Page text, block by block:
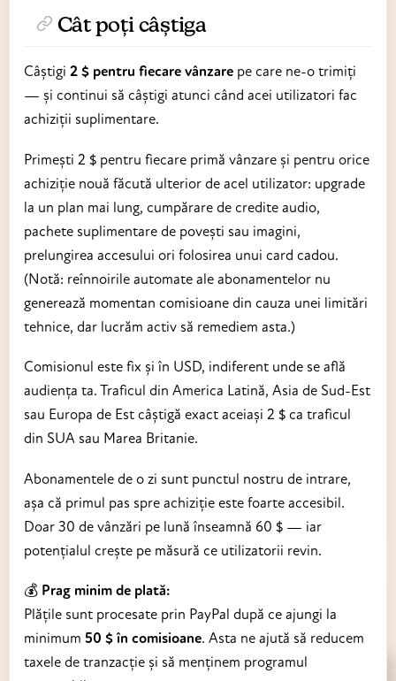
Cât poți câștiga
Câștigi 2 $ pentru fiecare vânzare pe care ne-o trimiți
— și continui să câștigi atunci când acei utilizatori fac
achiziții suplimentare.
Primești 2 $ pentru fiecare primă vânzare și pentru orice
achiziție nouă făcută ulterior de acel utilizator: upgrade
la un plan mai lung, cumpărare de credite audio,
pachete suplimentare de povești sau imagini,
prelungirea accesului ori folosirea unui card cadou.
(Notă: reînnoirile automate ale abonamentelor nu
generează momentan comisioane din cauza unei limitări
tehnice, dar lucrăm activ să remediem asta.)
Comisionul este fix și în USD, indiferent unde se află
audiența ta. Traficul din America Latină, Asia de Sud-Est
sau Europa de Est câștigă exact aceiași 2 $ ca traficul
din SUA sau Marea Britanie.
Abonamentele de o zi sunt punctul nostru de intrare,
așa că primul pas spre achiziție este foarte accesibil.
Doar 30 de vânzări pe lună înseamnă 60 $ — iar
potențialul crește pe măsură ce utilizatorii revin.
💰 Prag minim de plată:
Plățile sunt procesate prin PayPal după ce ajungi la
minimum 50 $ în comisioane. Asta ne ajută să reducem
taxele de tranzacție și să menținem programul